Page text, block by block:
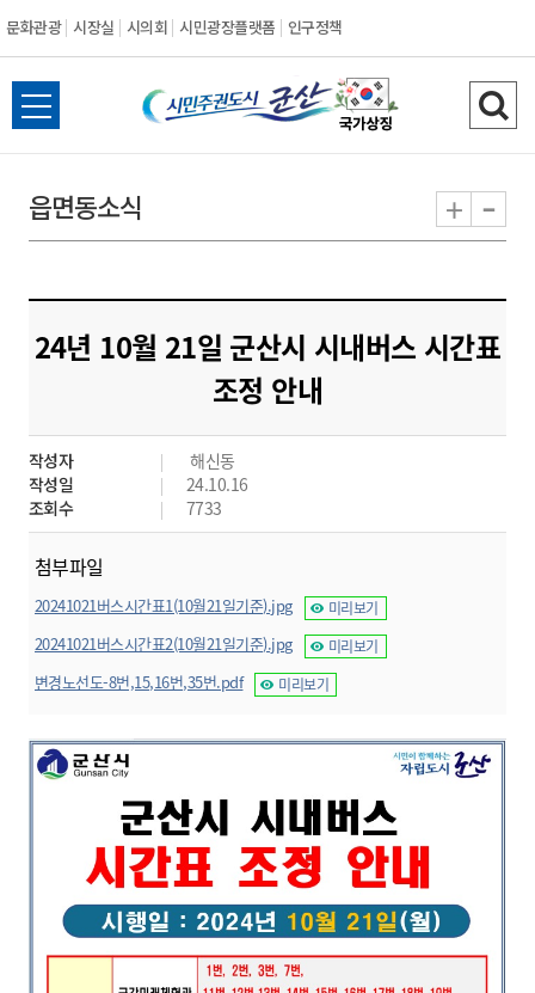
문화관광 시장실 시의회 시민광장플랫폼 인구정책
시
민
도
시
군
산
전
체
뉴
열
검
색
기
읍면동소식 + -
24년 10월 21일 군산시 시내버스 시간표
조정 안내
작성자
해신동
작성일
24.10.16
조회수
7733
첨부파일
20241021버스시간표1(10월21일기준).jpg 미리보기
20241021버스시간표2(10월21일기준).jpg 미리보기
변경노선도-8번,15,16번,35번.pdf 미리보기